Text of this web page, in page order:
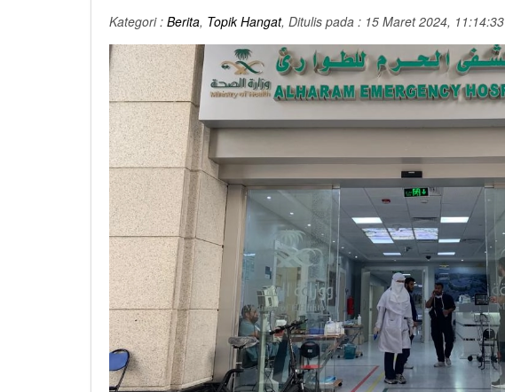
Kategori : Berita, Topik Hangat, Ditulis pada : 15 Maret 2024, 11:14:33